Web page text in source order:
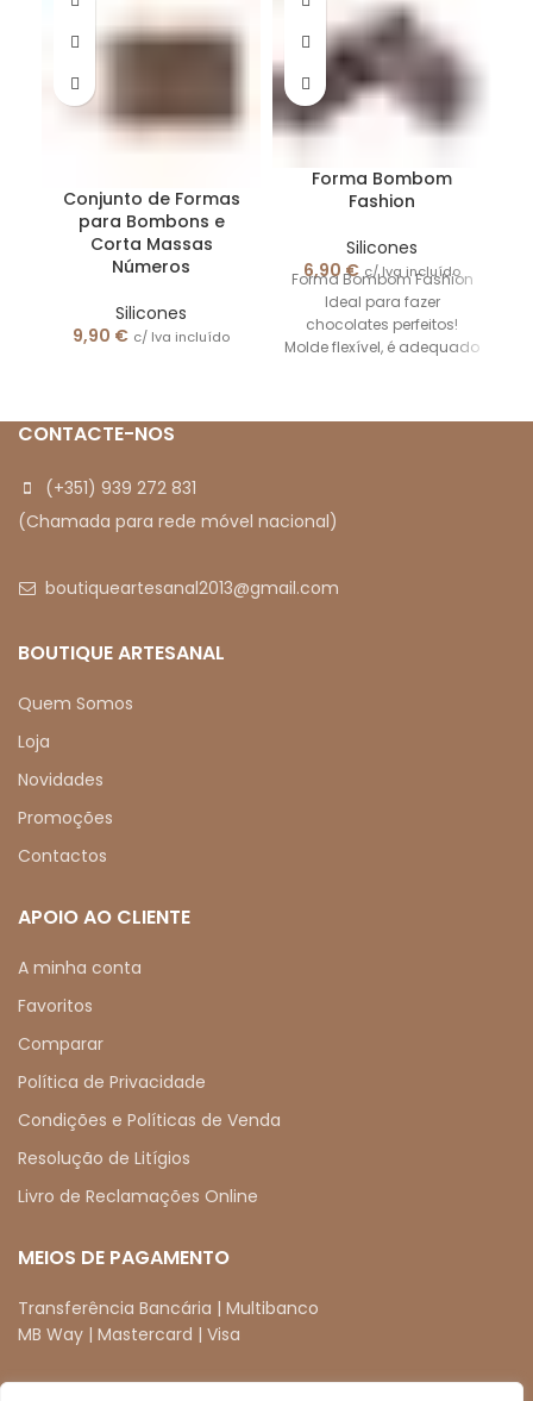
Conjunto de Formas
para Bombons e
Corta Massas
Números
Silicones
9,90 € c/ Iva incluído
Forma Bombom
Fashion
Silicones
6,90€ c/ Iva incluído
Forma Bombom Fashion
Ideal para fazer
chocolates perfeitos!
Molde flexível, é adequado
CONTACTE-NOS
(+351) 939 272 831
(Chamada para rede móvel nacional)
boutiqueartesanal2013@gmail.com
BOUTIQUE ARTESANAL
Quem Somos
Loja
Novidades
Promoções
Contactos
APOIO AO CLIENTE
A minha conta
Favoritos
Comparar
Política de Privacidade
Condições e Políticas de Venda
Resolução de Litígios
Livro de Reclamações Online
MEIOS DE PAGAMENTO
Transferência Bancária | Multibanco
MB Way | Mastercard | Visa